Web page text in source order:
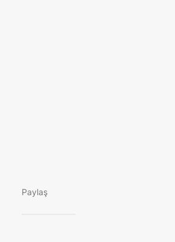
Paylaş